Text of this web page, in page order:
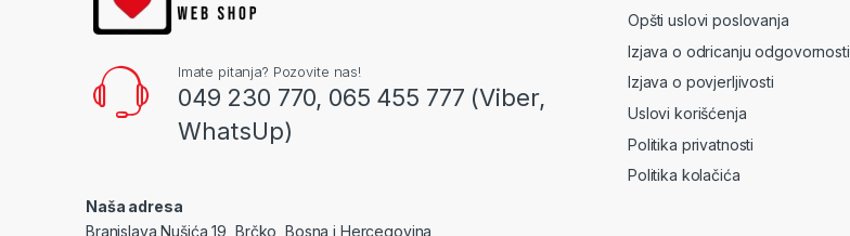
Imate pitanja? Pozovite nas!
049 230 770, 065 455 777 (Viber,
WhatsUp)
Naša adresa
Branislava Nušića 19, Brčko, Bosna i Hercegovina
Opšti uslovi poslovanja
Izjava o odricanju odgovornosti
Izjava o povjerljivosti
Uslovi korišćenja
Politika privatnosti
Politika kolačića